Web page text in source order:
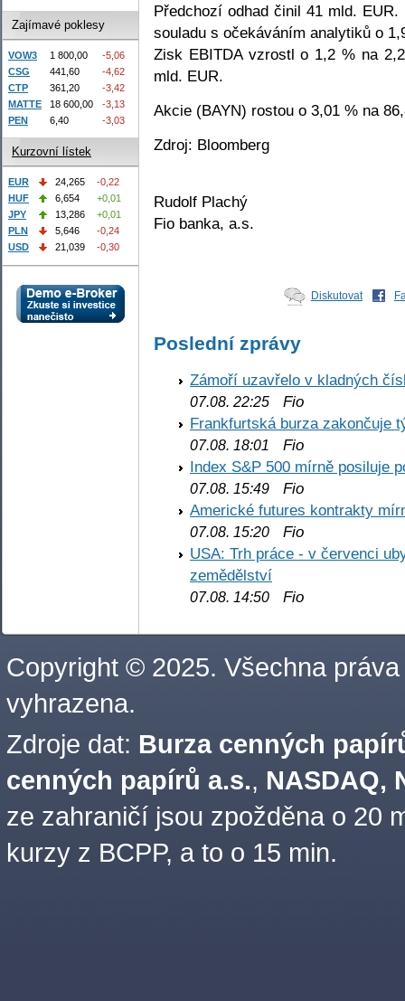
Předchozí odhad činil 41 mld.
souladu s očekáváním analytiků o
Zisk EBITDA vzrostl o 1,2 % na
mld. EUR.
Akcie (BAYN) rostou o 3,01 % na
Zdroj: Bloomberg
Rudolf Plachý
Fio banka, a.s.
Diskutovat
Poslední zprávy
Zámoří uzavřelo v kladných
07.08. 22:25 Fio
Frankfurtská burza zakončuje
07.08. 18:01
Fio
Index S&P 500 mírně posiluje
07.08. 15:49 Fio
Americké futures kontrakty
07.08. 15:20 Fio
USA: Trh práce - v červenci
zemědělství
07.08. 14:50 Fio
Zajímavé poklesy
VOW3 1 800,00
-5,06
CSG
441,60
-4,62
CTP
361,20
-3,42
MATTE
18 600,00
-3,13
PEN
6,40 -3,03
Kurzovní lístek
EUR 24,265
-0,22
HUF
6,654
+0,01
JPY
13,286
+0,01
PLN
5,646
-0,24
USD
21,039 -0,30
Copyright © 2025. Všechna práva
vyhrazena.
Zdroje dat: Burza cenných
cenných papírů a.s., NASDAQ,
ze zahraničí jsou zpožděna o 20
kurzy z BCPP, a to o 15 min.